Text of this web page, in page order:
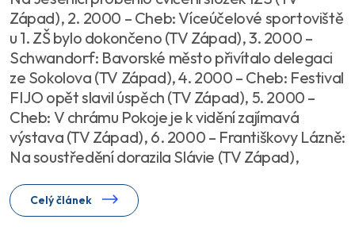
Západ), 2. 2000 – Cheb: Víceúčelové sportoviště
u 1. ZŠ bylo dokončeno (TV Západ), 3. 2000 –
Schwandorf: Bavorské město přivítalo delegaci
ze Sokolova (TV Západ), 4. 2000 – Cheb: Festival
FIJO opět slavil úspěch (TV Západ), 5. 2000 –
Cheb: V chrámu Pokoje je k vidění zajímavá
výstava (TV Západ), 6. 2000 – Františkovy Lázně:
Na soustředění dorazila Slávie (TV Západ),
Celý článek